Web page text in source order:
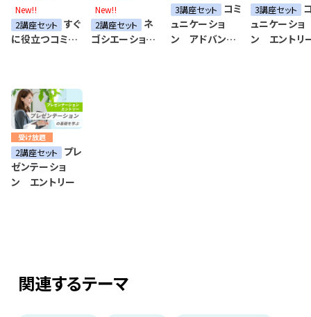
New!!
2講座セット すぐ
に役立つコミュ
New!!
2講座セット ネ
ゴシエーショ
3講座セット コミ
ュニケーショ
ン アドバンス
3講座セット
ュニケーショ
ン エントリ
受け放題
2講座セット プレ
ゼンテーショ
ン エントリー
関連するテーマ